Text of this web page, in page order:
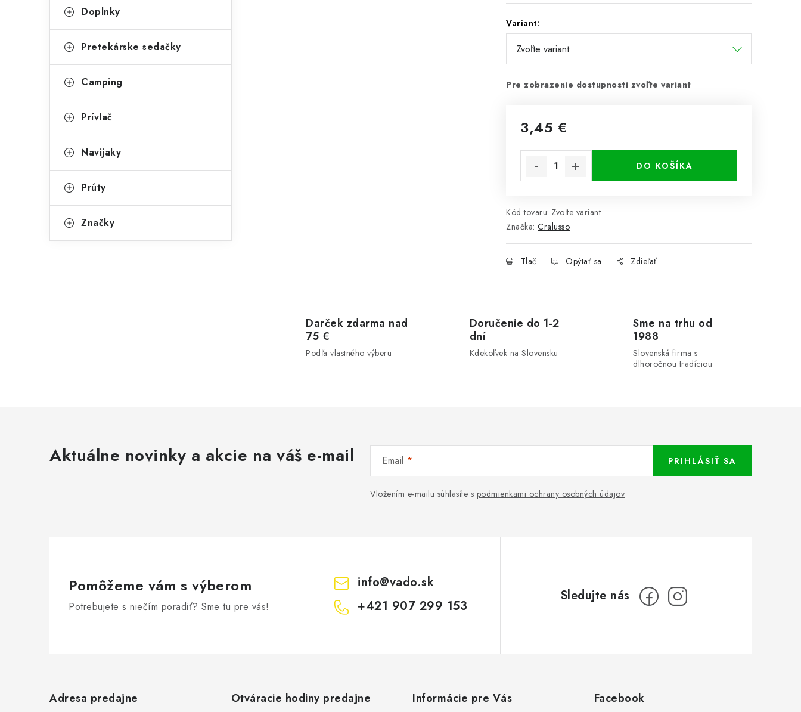
Doplnky
Pretekárske sedačky
Camping
Prívlač
Navijaky
Prúty
Značky
Variant:
Pre zobrazenie dostupnosti zvoľte variant
3,45 €
DO KOŠÍKA
Kód tovaru: Zvoľte variant
Značka: Cralusso
Tlač Opýtať sa Zdieľať
Darček zdarma nad
75 €
Podľa vlastného výberu
Doručenie do 1-2
dní
Kdekoľvek na Slovensku
Sme na trhu od
1988
Slovenská firma s
dlhoročnou tradíciou
Aktuálne novinky a akcie na váš e-mail Email
Vložením e-mailu súhlasíte s podmienkami ochrany osobných údajov
PRIHLÁSIŤ SA
Pomôžeme vám s výberom
Potrebujete s niečím poradiť? Sme tu pre vás!
info@vado.sk
+421 907 299 153
Adresa predajne Otváracie hodiny predajne Informácie pre Vás Facebook